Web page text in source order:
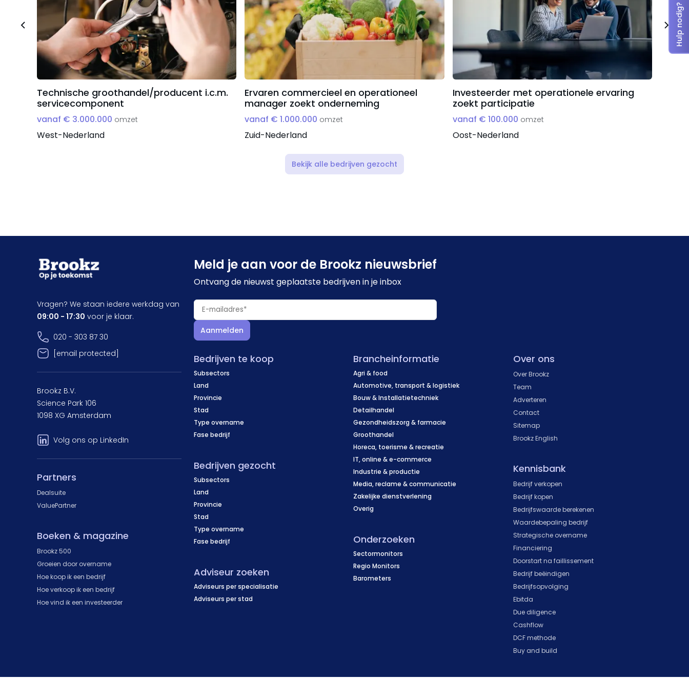
Technische groothandel/producent i.c.m.
servicecomponent
vanaf € 3.000.000 omzet
West-Nederland
Ervaren commercieel en operationeel
manager zoekt onderneming
vanaf € 1.000.000 omzet
Zuid-Nederland
Investeerder met operationele ervaring
zoekt participatie
vanaf € 100.000 omzet
Oost-Nederland
Bekijk alle bedrijven gezocht
Meld je aan voor de Brookz nieuwsbrief
Ontvang de nieuwst geplaatste bedrijven in je inbox
Aanmelden
Bedrijven te koop
Subsectors
Land
Provincie
Stad
Type overname
Fase bedrijf
Bedrijven gezocht
Subsectors
Land
Provincie
Stad
Type overname
Fase bedrijf
Adviseur zoeken
Adviseurs per specialisatie
Adviseurs per stad
Brancheinformatie
Agri & food
Automotive, transport & logistiek
Bouw & Installatietechniek
Detailhandel
Gezondheidszorg & farmacie
Groothandel
Horeca, toerisme & recreatie
IT, online & e-commerce
Industrie & productie
Media, reclame & communicatie
Zakelijke dienstverlening
Overig
Onderzoeken
Sectormonitors
Regio Monitors
Barometers
Over ons
Over Brookz
Team
Adverteren
Contact
Sitemap
Brookz English
Kennisbank
Bedrijf verkopen
Bedrijf kopen
Bedrijfswaarde berekenen
Waardebepaling bedrijf
Strategische overname
Financiering
Doorstart na faillissement
Bedrijf beëindigen
Bedrijfsopvolging
Ebitda
Due diligence
Cashflow
DCF methode
Buy and build
Vragen? We staan iedere werkdag van
09:00 - 17:30 voor je klaar.
020 - 303 87 30
[email protected]
Brookz B.V.
Science Park 106
1098 XG Amsterdam
Volg ons op LinkedIn
Partners
Dealsuite
ValuePartner
Boeken & magazine
Brookz 500
Groeien door overname
Hoe koop ik een bedrijf
Hoe verkoop ik een bedrijf
Hoe vind ik een investeerder
Hulp nodig?